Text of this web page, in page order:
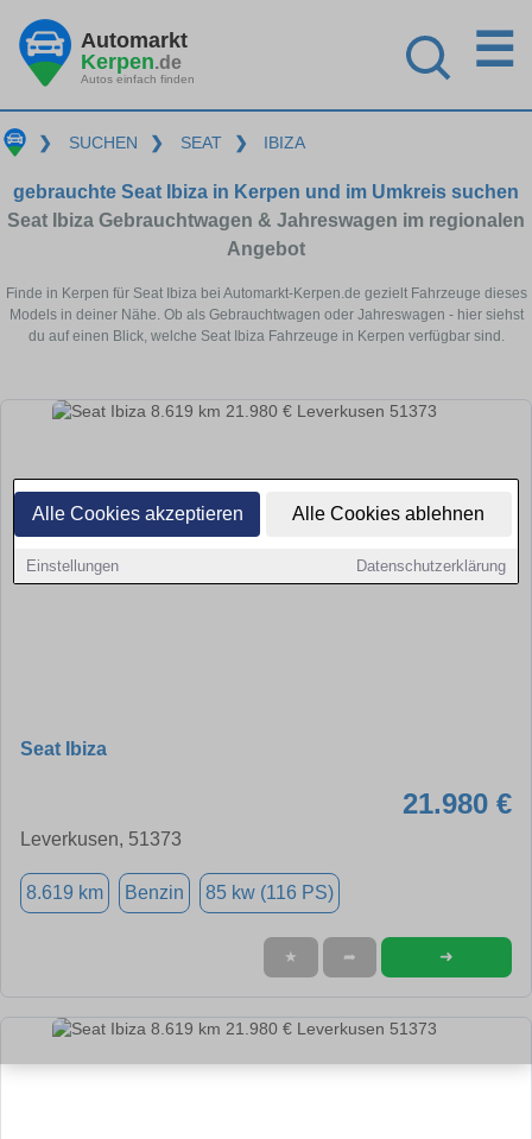
Alle Cookies akzeptieren Alle Cookies ablehnen
Einstellungen Datenschutzerklärung
Automarkt
Kerpen.de
Autos einfach finden
☰
❯ SUCHEN ❯ SEAT ❯ IBIZA
gebrauchte Seat Ibiza in Kerpen und im Umkreis suchen
Seat Ibiza Gebrauchtwagen & Jahreswagen im regionalen
Angebot
Finde in Kerpen für Seat Ibiza bei Automarkt-Kerpen.de gezielt Fahrzeuge dieses
Models in deiner Nähe. Ob als Gebrauchtwagen oder Jahreswagen - hier siehst
du auf einen Blick, welche Seat Ibiza Fahrzeuge in Kerpen verfügbar sind.
Seat Ibiza
21.980 €
Leverkusen, 51373
8.619 km Benzin 85 kw (116 PS)
★ ➦ ➜